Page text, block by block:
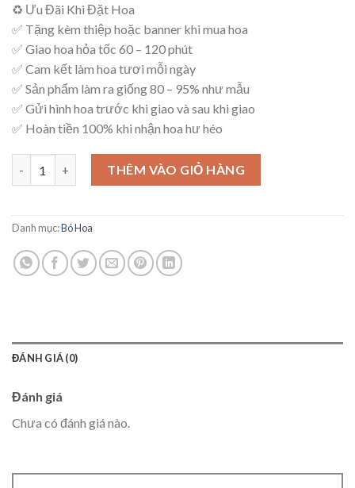
là:
550,000₫.là:
500,000₫.
♻ Ưu Đãi Khi Đặt Hoa
✅ Tặng kèm thiệp hoặc banner khi mua hoa
✅ Giao hoa hỏa tốc 60 – 120 phút
✅ Cam kết làm hoa tươi mỗi ngày
✅ Sản phẩm làm ra giống 80 – 95% như mẫu
✅ Gửi hình hoa trước khi giao và sau khi giao
✅ Hoàn tiền 100% khi nhận hoa hư héo
Bó Hoa Tinh Tế – B13 số lượngTHÊM VÀO GIỎ HÀNG
Danh mục:Bó Hoa
ĐÁNH GIÁ (0)
Đánh giá
Chưa có đánh giá nào.